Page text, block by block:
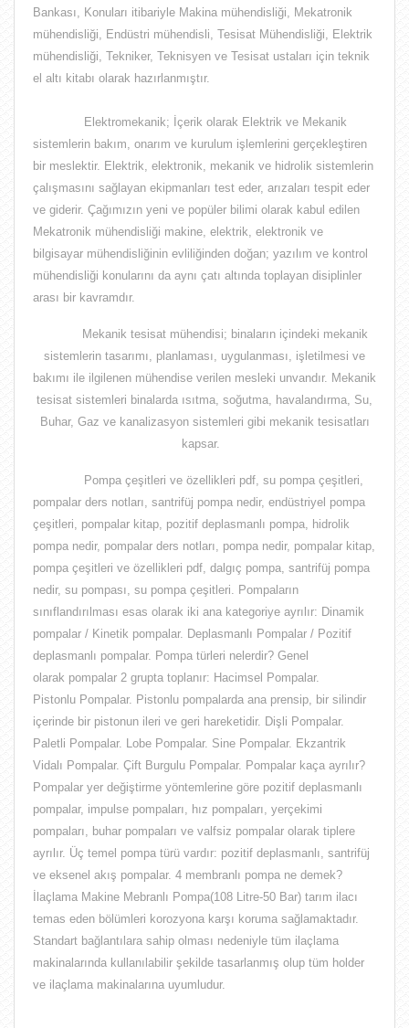
Bankası, Konuları itibariyle Makina mühendisliği, Mekatronik
mühendisliği, Endüstri mühendisli, Tesisat Mühendisliği, Elektrik
mühendisliği, Tekniker, Teknisyen ve Tesisat ustaları için teknik
el altı kitabı olarak hazırlanmıştır.
Elektromekanik; İçerik olarak Elektrik ve Mekanik
sistemlerin bakım, onarım ve kurulum işlemlerini gerçekleştiren
bir meslektir. Elektrik, elektronik, mekanik ve hidrolik sistemlerin
çalışmasını sağlayan ekipmanları test eder, arızaları tespit eder
ve giderir. Çağımızın yeni ve popüler bilimi olarak kabul edilen
Mekatronik mühendisliği makine, elektrik, elektronik ve
bilgisayar mühendisliğinin evliliğinden doğan; yazılım ve kontrol
mühendisliği konularını da aynı çatı altında toplayan disiplinler
arası bir kavramdır.
Mekanik tesisat mühendisi; binaların içindeki mekanik
sistemlerin tasarımı, planlaması, uygulanması, işletilmesi ve
bakımı ile ilgilenen mühendise verilen mesleki unvandır. Mekanik
tesisat sistemleri binalarda ısıtma, soğutma, havalandırma, Su,
Buhar, Gaz ve kanalizasyon sistemleri gibi mekanik tesisatları
kapsar.
Pompa çeşitleri ve özellikleri pdf, su pompa çeşitleri,
pompalar ders notları, santrifüj pompa nedir, endüstriyel pompa
çeşitleri, pompalar kitap, pozitif deplasmanlı pompa, hidrolik
pompa nedir, pompalar ders notları, pompa nedir, pompalar kitap,
pompa çeşitleri ve özellikleri pdf, dalgıç pompa, santrifüj pompa
nedir, su pompası, su pompa çeşitleri.
Pompaların
sınıflandırılması esas olarak iki ana kategoriye ayrılır: Dinamik
pompalar / Kinetik pompalar. Deplasmanlı Pompalar / Pozitif
deplasmanlı pompalar. Pompa türleri nelerdir? Genel
olarak pompalar 2 grupta toplanır: Hacimsel Pompalar.
Pistonlu Pompalar. Pistonlu pompalarda ana prensip, bir silindir
içerinde bir pistonun ileri ve geri hareketidir. Dişli Pompalar.
Paletli Pompalar. Lobe Pompalar. Sine Pompalar. Ekzantrik
Vidalı Pompalar. Çift Burgulu Pompalar. Pompalar kaça ayrılır?
Pompalar yer değiştirme yöntemlerine göre pozitif deplasmanlı
pompalar, impulse pompaları, hız pompaları, yerçekimi
pompaları, buhar pompaları ve valfsiz pompalar olarak tiplere
ayrılır. Üç temel pompa türü vardır: pozitif deplasmanlı, santrifüj
ve eksenel akış pompalar. 4 membranlı pompa ne demek?
İlaçlama Makine Mebranlı Pompa(108 Litre-50 Bar) tarım ilacı
temas eden bölümleri korozyona karşı koruma sağlamaktadır.
Standart bağlantılara sahip olması nedeniyle tüm ilaçlama
makinalarında kullanılabilir şekilde tasarlanmış olup tüm holder
ve ilaçlama makinalarına uyumludur.